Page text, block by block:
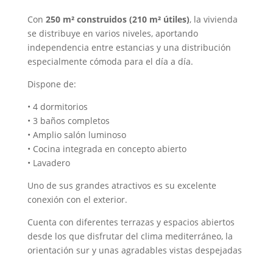
Con 250 m² construidos (210 m² útiles), la vivienda
se distribuye en varios niveles, aportando
independencia entre estancias y una distribución
especialmente cómoda para el día a día.
Dispone de:
• 4 dormitorios
• 3 baños completos
• Amplio salón luminoso
• Cocina integrada en concepto abierto
• Lavadero
Uno de sus grandes atractivos es su excelente
conexión con el exterior.
Cuenta con diferentes terrazas y espacios abiertos
desde los que disfrutar del clima mediterráneo, la
orientación sur y unas agradables vistas despejadas